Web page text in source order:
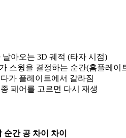
아오는 3D 궤적 (타자 시점)
스윙을 결정하는 순간(홈플레이
가 플레이트에서 갈라짐
페어를 고르면 다시 재생
순간 공 차이
차이